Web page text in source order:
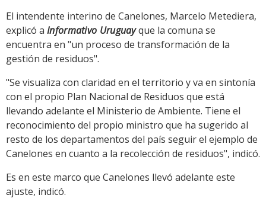
El intendente interino de Canelones, Marcelo Metediera,
explicó a Informativo Uruguayque la comuna se
encuentra en "un proceso de transformación de la
gestión de residuos".
"Se visualiza con claridad en el territorio y va en sintonía
con el propio Plan Nacional de Residuos que está
llevando adelante el Ministerio de Ambiente. Tiene el
reconocimiento del propio ministro que ha sugerido al
resto de los departamentos del país seguir el ejemplo de
Canelones en cuanto a la recolección de residuos", indicó.
Es en este marco que Canelones llevó adelante este
ajuste, indicó.